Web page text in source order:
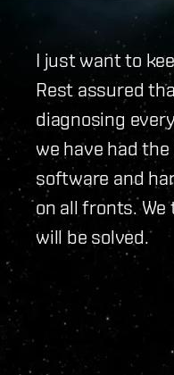
I just want to
Rest assured
diagnosing
we have had
software and
on all fronts.
will be solved.